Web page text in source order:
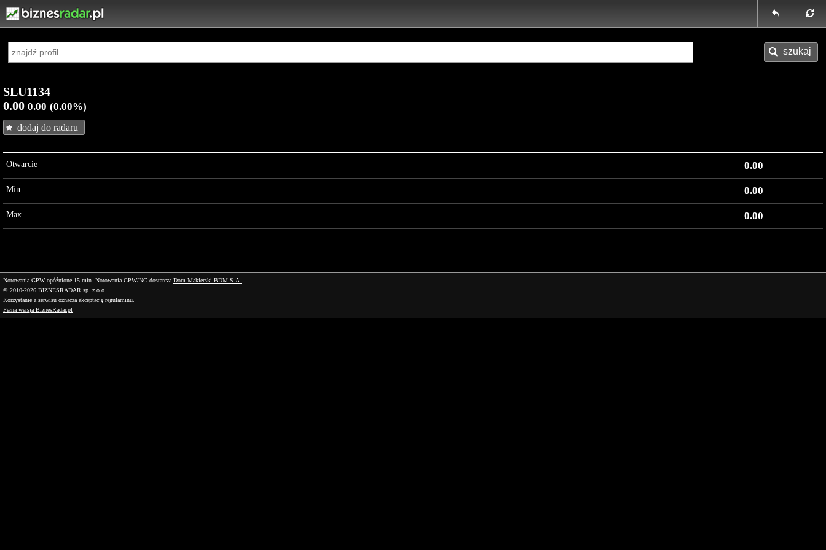
SLU1134
0.00 0.00 (0.00%)
dodaj do radaru
Otwarcie 0.00
Min 0.00
Max 0.00
Notowania GPW opóźnione 15 min. Notowania GPW/NC dostarcza Dom Maklerski BDM S.A.
© 2010-2026 BIZNESRADAR sp. z o.o.
Korzystanie z serwisu oznacza akceptację regulaminu
Pełna wersja BiznesRadar.pl